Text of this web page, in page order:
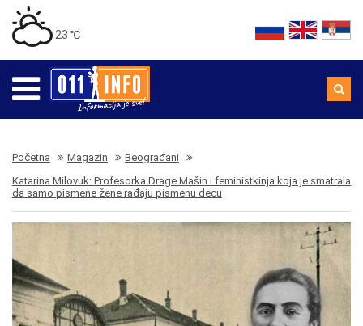
23 ℃
Početna Magazin
Beograđani
Katarina Milovuk: Profesorka Drage Mašin i feministkinja koja je smatrala
da samo pismene žene rađaju pismenu decu